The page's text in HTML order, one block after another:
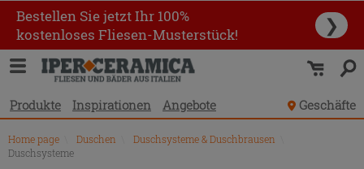
Bestellen Sie jetzt Ihr 100%
kostenloses Fliesen-Musterstück!
❯
Produkte Inspirationen Angebote Geschäfte
Home page Duschen Duschsysteme & Duschbrausen
Duschsysteme
Produktverzeichnis